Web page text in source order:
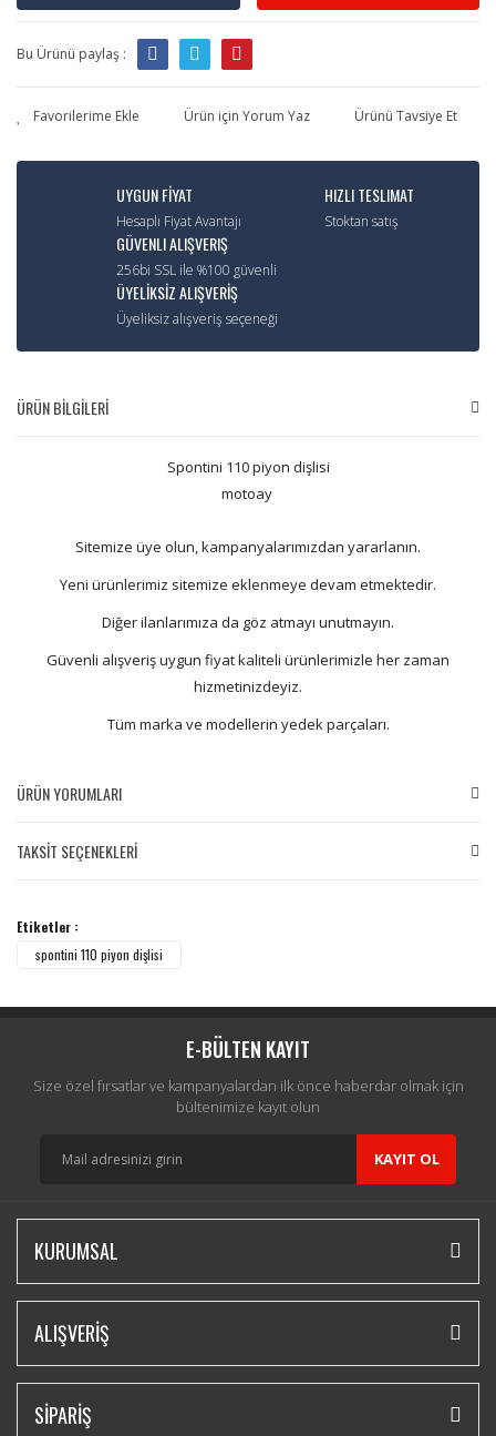
Bu Ürünü paylaş :
Ürün için Yorum Yaz Ürünü Tavsiye Et
UYGUN FİYAT
Hesaplı Fiyat Avantajı
HIZLI TESLIMAT
Stoktan satış
GÜVENLI ALIŞVERIŞ
256bi SSL ile %100 güvenli
ÜYELİKSİZ ALIŞVERİŞ
Üyeliksiz alışveriş seçeneği
ÜRÜN BİLGİLERİ
Spontini 110 piyon dişlisi
motoay
Sitemize üye olun, kampanyalarımızdan yararlanın.
Yeni ürünlerimiz sitemize eklenmeye devam etmektedir.
Diğer ilanlarımıza da göz atmayı unutmayın.
Güvenli alışveriş uygun fiyat kaliteli ürünlerimizle her zaman
hizmetinizdeyiz.
Tüm marka ve modellerin yedek parçaları.
ÜRÜN YORUMLARI
TAKSİT SEÇENEKLERİ
Etiketler :
spontini 110 piyon dişlisi
E-BÜLTEN KAYIT
Size özel fırsatlar ve kampanyalardan ilk önce haberdar olmak için
bültenimize kayıt olun
KAYIT OL
KURUMSAL
ALIŞVERİŞ
SİPARİŞ